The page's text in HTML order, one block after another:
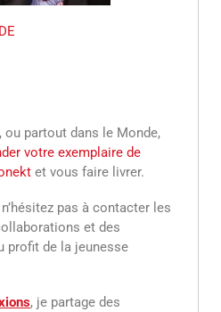
ou partout dans le Monde,
votre exemplaire de
et vous faire livrer.
pas à contacter les
et des
profit de la jeunesse
, je partage des